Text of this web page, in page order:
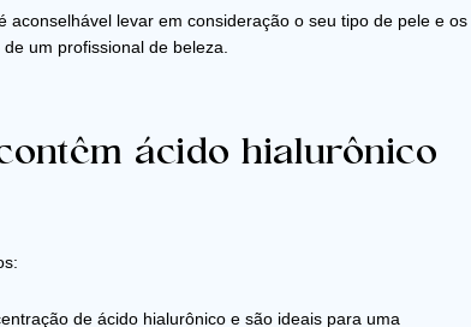
levar em consideração o seu tipo de pele e os
um profissional de beleza.
ácido hialurônico
de ácido hialurônico e são ideais para uma